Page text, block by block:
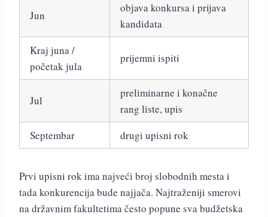
Jun
objava konkursa i prijava
kandidata
Kraj juna /
početak jula
prijemni ispiti
Jul
preliminarne i konačne
rang liste, upis
Septembar
drugi upisni rok
Prvi upisni rok ima najveći broj slobodnih mesta i
tada konkurencija bude najjača. Najtraženiji smerovi
na državnim fakultetima često popune sva budžetska